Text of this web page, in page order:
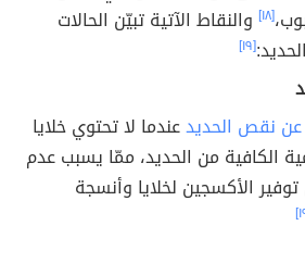
[١٨]
والنقاط الآتية تبيّن الحالات
[١٩]
عن نقص الحديدعندما لا تحتوي خلايا
الكافية من الحديد، ممّا يسبب عدم
الأكسجين لخلايا وأنسجة